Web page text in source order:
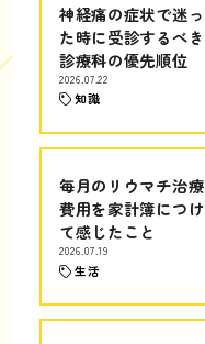
神経痛の症状で迷っ
た時に受診するべき
診療科の優先順位
2026.07.22
知識
毎月のリウマチ治療
費用を家計簿につけ
て感じたこと
2026.07.19
生活